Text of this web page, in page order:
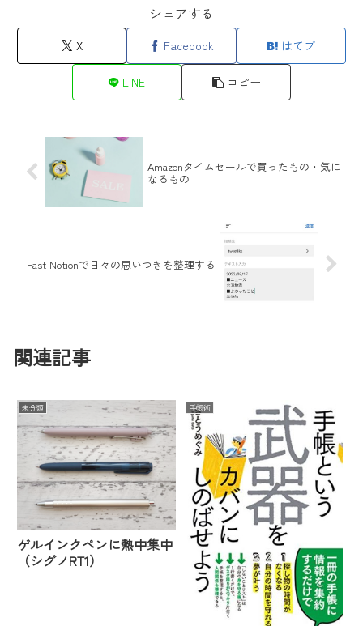
シェアする
X Facebook はてブ
LINE コピー
Amazonタイムセールで買ったもの・気に
なるもの
Fast Notionで日々の思いつきを整理する
関連記事
未分類
ゲルインクペンに熱中集中
（シグノRT1）
手帳術